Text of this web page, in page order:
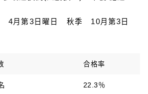
4月第3日曜日 秋季 10月第3日
合格率
22.3％